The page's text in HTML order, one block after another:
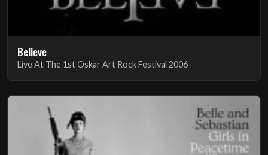
Believe
Live At The 1st Oskar Art Rock Festival 2006